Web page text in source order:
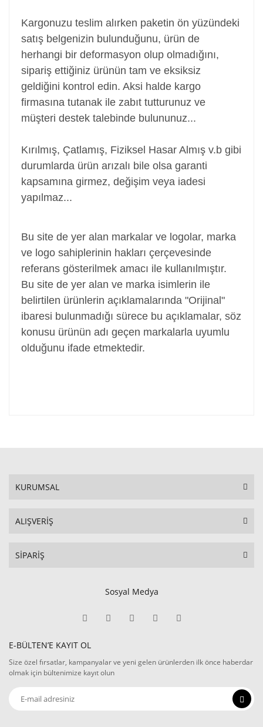
Kargonuzu teslim alırken paketin ön yüzündeki
satış belgenizin bulunduğunu, ürün de
herhangi bir deformasyon olup olmadığını,
sipariş ettiğiniz ürünün tam ve eksiksiz
geldiğini kontrol edin. Aksi halde kargo
firmasına tutanak ile zabıt tutturunuz ve
müşteri destek talebinde bulununuz...
Kırılmış, Çatlamış, Fiziksel Hasar Almış v.b gibi
durumlarda ürün arızalı bile olsa garanti
kapsamına girmez, değişim veya iadesi
yapılmaz...
Bu site de yer alan markalar ve logolar, marka
ve logo sahiplerinin hakları çerçevesinde
referans gösterilmek amacı ile kullanılmıştır.
Bu site de yer alan ve marka isimlerin ile
belirtilen ürünlerin açıklamalarında "Orijinal"
ibaresi bulunmadığı sürece bu açıklamalar, söz
konusu ürünün adı geçen markalarla uyumlu
olduğunu ifade etmektedir.
KURUMSAL
ALIŞVERİŞ
SİPARİŞ
Sosyal Medya
E-BÜLTEN’E KAYIT OL
Size özel fırsatlar, kampanyalar ve yeni gelen ürünlerden ilk önce haberdar
olmak için bültenimize kayıt olun